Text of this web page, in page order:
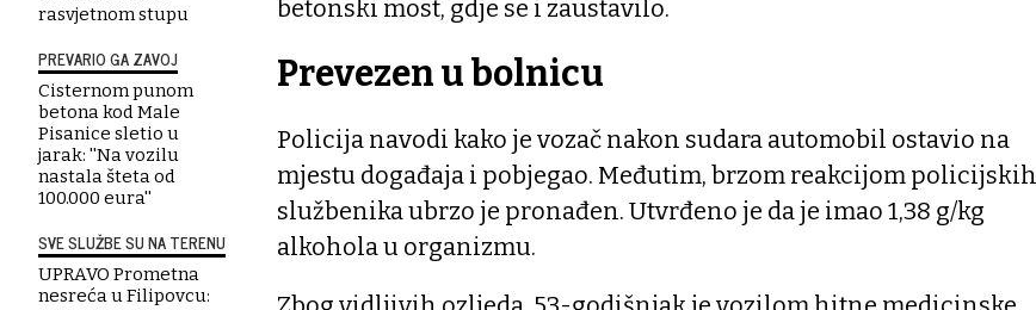
rasvjetnom stupu
PREVARIO GA ZAVOJ
Cisternom punom
betona kod Male
Pisanice sletio u
jarak: ''Na vozilu
nastala šteta od
100.000 eura''
SVE SLUŽBE SU NA TERENU
UPRAVO Prometna
nesreća u Filipovcu:
betonski most, gdje se i zaustavilo.
Prevezen u bolnicu
Policija navodi kako je vozač nakon sudara automobil ostavio na
mjestu događaja i pobjegao. Međutim, brzom reakcijom policijskih
službenika ubrzo je pronađen. Utvrđeno je da je imao 1,38 g/kg
alkohola u organizmu.